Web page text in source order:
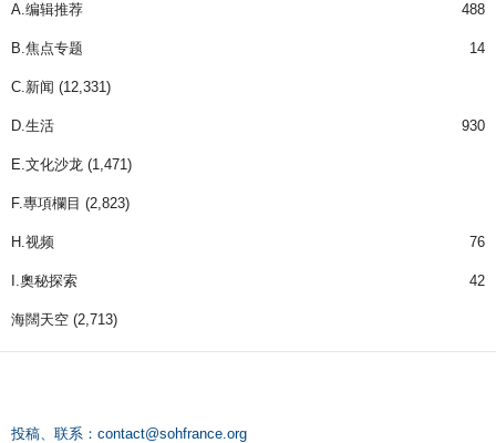
A.编辑推荐 488
B.焦点专题 14
C.新闻 (12,331)
D.生活 930
E.文化沙龙 (1,471)
F.專項欄目 (2,823)
H.视频 76
I.奧秘探索 42
海闊天空 (2,713)
投稿、联系： contact@sohfrance.org